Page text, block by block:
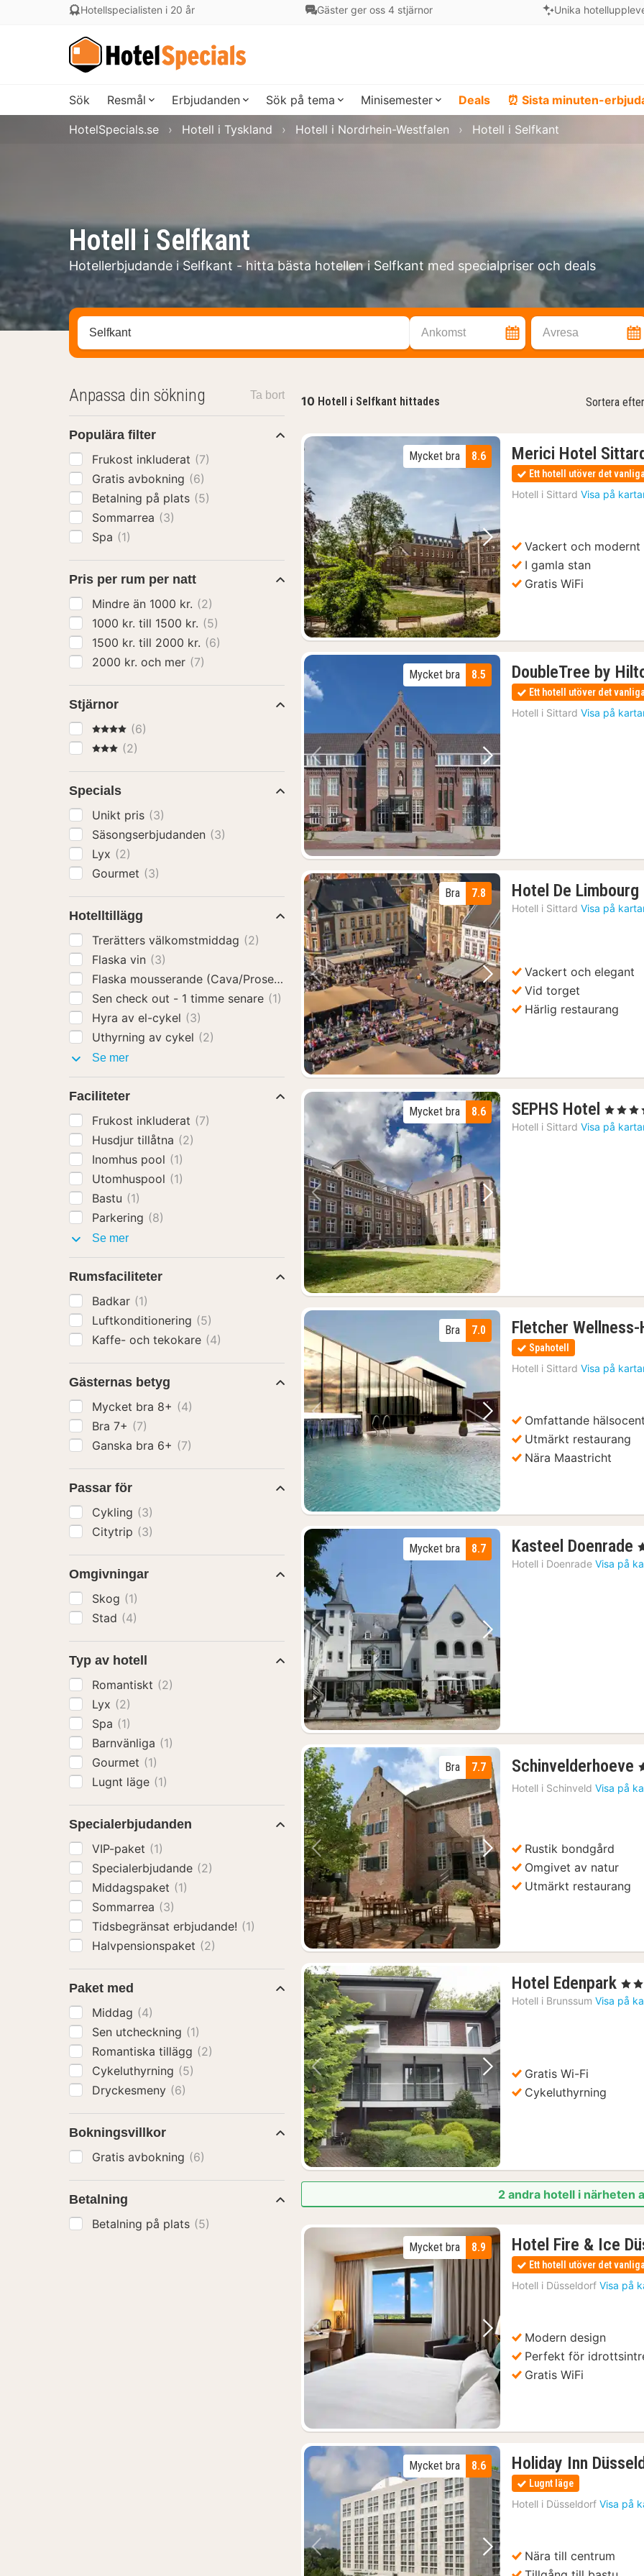
Hotellspecialisten i 20 år Gäster ger oss 4 stjärnor Unika
Sök Resmål Erbjudanden Sök på tema Minisemester Deals ⏰ Sista minuten-
Hotell i Selfkant
Hotellerbjudande i Selfkant - hitta bästa hotellen i Selfkant med specialpriser och deals
HotelSpecials.se Hotell i Tyskland Hotell i Nordrhein-Westfalen Hotell i Selfkant
Sök efter hotell, område eller stad Ankomst Avresa
10 Hotell i Selfkant hittades Sortera efter
Föregående bild Nästa bild
8.6
Mycket bra Merici Hotel
Ett hotell utöver det
Hotell i Sittard Visa på
Vackert och modernt
I gamla stan
Gratis WiFi
Föregående bild Nästa bild
8.5
Mycket bra DoubleTree by
Ett hotell utöver det
Hotell i Sittard Visa på
Föregående bild Nästa bild
7.8
Bra Hotel De
Hotell i Sittard Visa på
Vackert och elegant
Vid torget
Härlig restaurang
Föregående bild Nästa bild
8.6
Mycket bra SEPHS Hotel 1
natt
, 4
Hotell i Sittard Visa på
Föregående bild Nästa bild
7.0
Bra Fletcher
Spahotell
Hotell i Sittard Visa på
Omfattande
Utmärkt restaurang
Nära Maastricht
Föregående bild Nästa bild
8.7
Mycket bra Kasteel Doenrade ,
Hotell i Doenrade Visa på
Föregående bild Nästa bild
7.7
Bra Schinvelderhoeve ,
Hotell i Schinveld Visa på
Rustik bondgård
Omgivet av natur
Utmärkt restaurang
Föregående bild Nästa bild
Hotel Edenpark 1
, 3
Hotell i Brunssum Visa på
Gratis Wi-Fi
Cykeluthyrning
2 andra hotell i närheten
Föregående bild Nästa bild
8.9
Mycket bra Hotel Fire & Ice
Ett hotell utöver det
Hotell i Düsseldorf Visa på
Modern design
Perfekt för
Gratis WiFi
Föregående bild Nästa bild
8.6
Mycket bra Holiday Inn
Lugnt läge
Hotell i Düsseldorf Visa på
Nära till centrum
Anpassa din sökning Ta bort
Populära filter
Frukost inkluderat (7)
Gratis avbokning (6)
Betalning på plats (5)
Sommarrea (3)
Spa (1)
Pris per rum per natt
Mindre än 1000 kr. (2)
1000 kr. till 1500 kr. (5)
1500 kr. till 2000 kr. (6)
2000 kr. och mer (7)
Stjärnor
4 Stjärnor
(6)
3 Stjärnor
(2)
Specials
Unikt pris (3)
Säsongserbjudanden (3)
Lyx (2)
Gourmet (3)
Hotelltillägg
Trerätters välkomstmiddag (2)
Flaska vin (3)
Flaska mousserande (Cava/Prosecco)
(3)
Sen check out - 1 timme senare (1)
Hyra av el-cykel (3)
Uthyrning av cykel (2)
Se merHotelltillägg
Faciliteter
Frukost inkluderat (7)
Husdjur tillåtna (2)
Inomhus pool (1)
Utomhuspool (1)
Bastu (1)
Parkering (8)
Se merFaciliteter
Rumsfaciliteter
Badkar (1)
Luftkonditionering (5)
Kaffe- och tekokare (4)
Gästernas betyg
Mycket bra 8+ (4)
Bra 7+ (7)
Ganska bra 6+ (7)
Passar för
Cykling (3)
Citytrip (3)
Omgivningar
Skog (1)
Stad (4)
Typ av hotell
Romantiskt (2)
Lyx (2)
Spa (1)
Barnvänliga (1)
Gourmet (1)
Lugnt läge (1)
Specialerbjudanden
VIP-paket (1)
Specialerbjudande (2)
Middagspaket (1)
Sommarrea (3)
Tidsbegränsat erbjudande! (1)
Halvpensionspaket (2)
Paket med
Middag (4)
Sen utcheckning (1)
Romantiska tillägg (2)
Cykeluthyrning (5)
Dryckesmeny (6)
Bokningsvillkor
Gratis avbokning (6)
Betalning
Betalning på plats (5)